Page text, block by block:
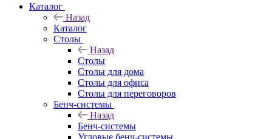
Каталог
Назад
Каталог
Столы
Назад
Столы
Столы для дома
Столы для офиса
Столы для переговоров
Бенч-системы
Назад
Бенч-системы
Угловые бенч-системы